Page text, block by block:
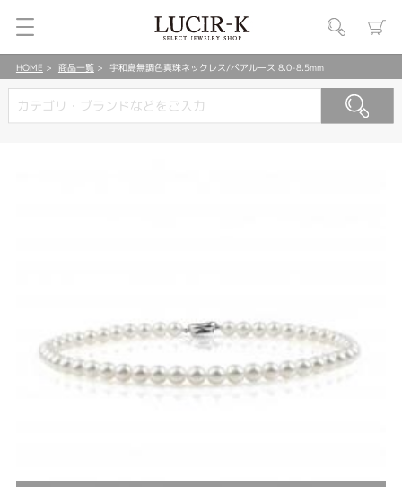
HOME 商品一覧 宇和島無調色真珠ネックレス/ペアルース 8.0-8.5mm